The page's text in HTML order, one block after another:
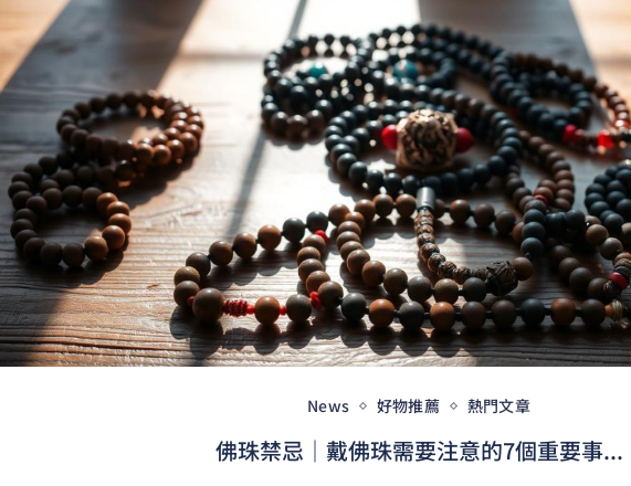
News 好物推薦 熱門文章
佛珠禁忌｜戴佛珠需要注意的7個重要事...